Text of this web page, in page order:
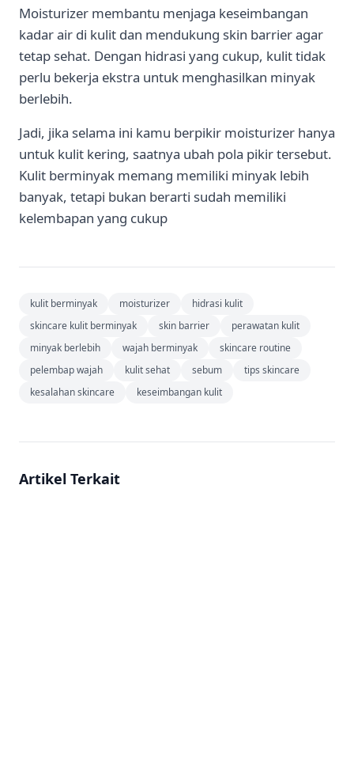
Moisturizer membantu menjaga keseimbangan
kadar air di kulit dan mendukung skin barrier agar
tetap sehat. Dengan hidrasi yang cukup, kulit tidak
perlu bekerja ekstra untuk menghasilkan minyak
berlebih.
Jadi, jika selama ini kamu berpikir moisturizer hanya
untuk kulit kering, saatnya ubah pola pikir tersebut.
Kulit berminyak memang memiliki minyak lebih
banyak, tetapi bukan berarti sudah memiliki
kelembapan yang cukup
kulit berminyak moisturizer
hidrasi kulit
skincare kulit berminyak
skin barrier
perawatan kulit
minyak berlebih
wajah berminyak
skincare routine
pelembap wajah
kulit sehat sebum
tips skincare
kesalahan skincare
keseimbangan kulit
Artikel Terkait